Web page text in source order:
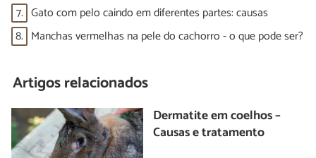
7. Gato com pelo caindo em diferentes partes: causas
8. Manchas vermelhas na pele do cachorro - o que pode ser?
Artigos relacionados
Dermatite em coelhos –
Causas e tratamento